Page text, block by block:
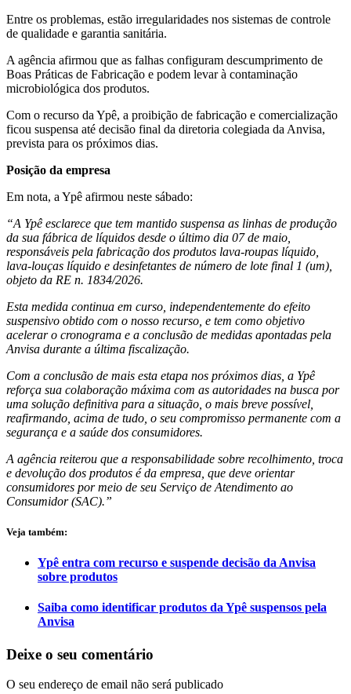
Entre os problemas, estão irregularidades nos sistemas de controle
de qualidade e garantia sanitária.
A agência afirmou que as falhas configuram descumprimento de
Boas Práticas de Fabricação e podem levar à contaminação
microbiológica dos produtos.
Com o recurso da Ypê, a proibição de fabricação e comercialização
ficou suspensa até decisão final da diretoria colegiada da Anvisa,
prevista para os próximos dias.
Posição da empresa
Em nota, a Ypê afirmou neste sábado:
“A Ypê esclarece que tem mantido suspensa as linhas de produção
da sua fábrica de líquidos desde o último dia 07 de maio,
responsáveis pela fabricação dos produtos lava-roupas líquido,
lava-louças líquido e desinfetantes de número de lote final 1 (um),
objeto da RE n. 1834/2026.
Esta medida continua em curso, independentemente do efeito
suspensivo obtido com o nosso recurso, e tem como objetivo
acelerar o cronograma e a conclusão de medidas apontadas pela
Anvisa durante a última fiscalização.
Com a conclusão de mais esta etapa nos próximos dias, a Ypê
reforça sua colaboração máxima com as autoridades na busca por
uma solução definitiva para a situação, o mais breve possível,
reafirmando, acima de tudo, o seu compromisso permanente com a
segurança e a saúde dos consumidores.
A agência reiterou que a responsabilidade sobre recolhimento, troca
e devolução dos produtos é da empresa, que deve orientar
consumidores por meio de seu Serviço de Atendimento ao
Consumidor (SAC).”
Veja também:
Ypê entra com recurso e suspende decisão da Anvisa
sobre produtos
Saiba como identificar produtos da Ypê suspensos pela
Anvisa
Deixe o seu comentário
O seu endereço de email não será publicado